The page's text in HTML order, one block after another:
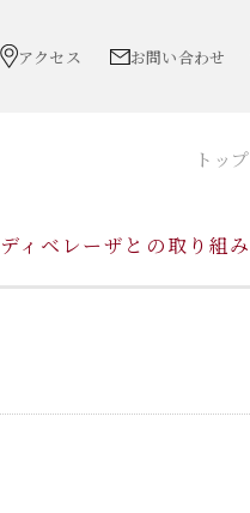
アクセス お問い合わせ
トップ
ィベレーザとの取り組み